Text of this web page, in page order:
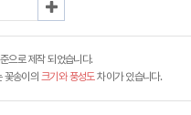
으로 제작 되었습니다.
꽃송이의 크기와 풍성도차이가 있습니다.